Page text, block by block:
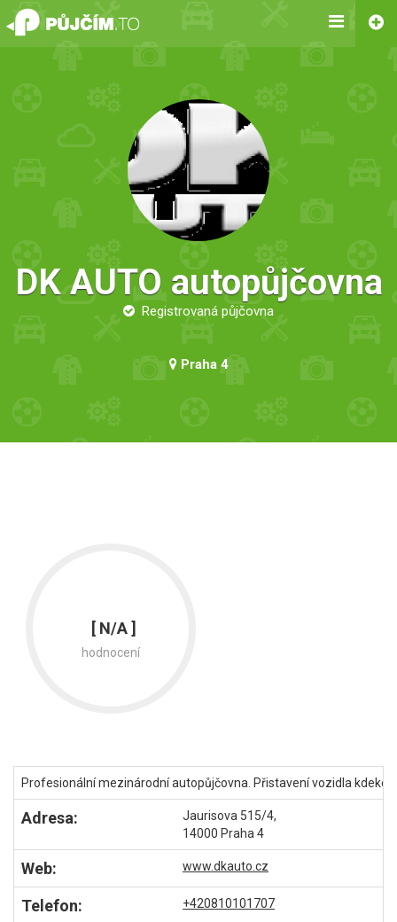
DK AUTO autopůjčovna
Registrovaná půjčovna
Praha 4
[ N/A ]
hodnocení
Profesionální mezinárodní autopůjčovna. Přistavení vozidla
Adresa:
Jaurisova 515/4,
14000 Praha 4
Web: www.dkauto.cz
Telefon: +420810101707